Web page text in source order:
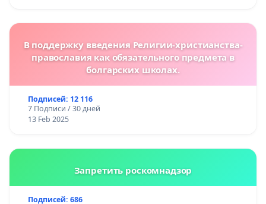
В поддержку введения Религии-христианства-
православия как обязательного предмета в
болгарских школах.
Подписей: 12 116
7 Подписи / 30 дней
13 Feb 2025
Запретить роскомнадзор
Подписей: 686